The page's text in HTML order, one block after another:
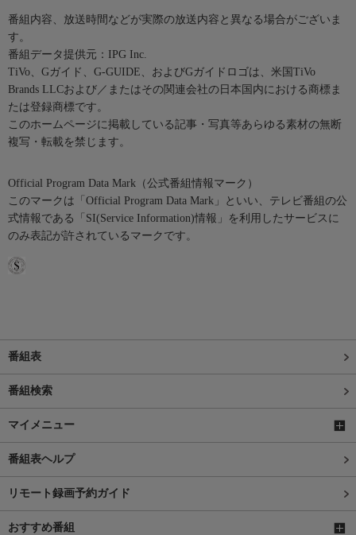
番組内容、放送時間などが実際の放送内容と異なる場合がございま
す。
番組データ提供元：IPG Inc.
TiVo、Gガイド、G-GUIDE、およびGガイドロゴは、米国TiVo
Brands LLCおよび／またはその関連会社の日本国内における商標ま
たは登録商標です。
このホームページに掲載している記事・写真等あらゆる素材の無断
複写・転載を禁じます。
Official Program Data Mark（公式番組情報マーク）
このマークは「Official Program Data Mark」といい、テレビ番組の公
式情報である「SI(Service Information)情報」を利用したサービスに
のみ表記が許されているマークです。
番組表
番組検索
マイメニュー
番組表ヘルプ
リモート録画予約ガイド
おすすめ番組